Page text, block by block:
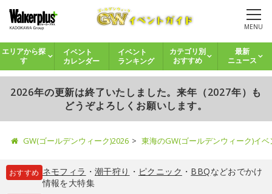
MENU
エリアから探
す
イベント
カレンダー
イベント
ランキング
カテゴリ別
おすすめ
最新
ニュース
2026年の更新は終了いたしました。来年（2027年）も
どうぞよろしくお願いします。
GW(ゴールデンウィーク)2026 東海のGW(ゴールデンウィーク)イ
おすすめ ネモフィラ ・ 潮干狩り ・ ピクニック ・ BBQなどおでかけ
情報を大特集